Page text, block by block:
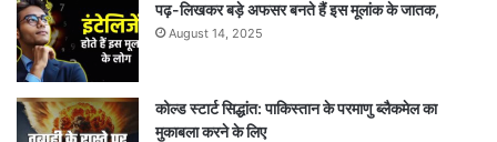
पढ़-लिखकर बड़े अफसर बनते हैं इस मूलांक के जातक,
August 14, 2025
कोल्ड स्टार्ट सिद्धांत: पाकिस्तान के परमाणु ब्लैकमेल का
मुकाबला करने के लिए